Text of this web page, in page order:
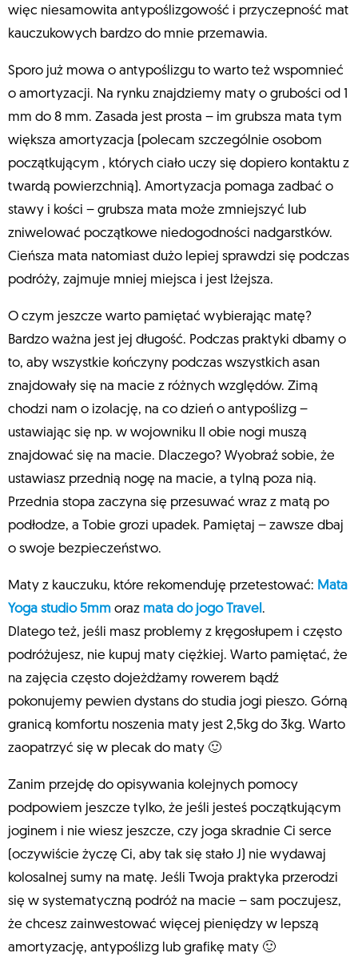
więc niesamowita antypoślizgowość i przyczepność mat
kauczukowych bardzo do mnie przemawia.
Sporo już mowa o antypoślizgu to warto też wspomnieć
o amortyzacji. Na rynku znajdziemy maty o grubości od 1
mm do 8 mm. Zasada jest prosta – im grubsza mata tym
większa amortyzacja (polecam szczególnie osobom
początkującym , których ciało uczy się dopiero kontaktu z
twardą powierzchnią). Amortyzacja pomaga zadbać o
stawy i kości – grubsza mata może zmniejszyć lub
zniwelować początkowe niedogodności nadgarstków.
Cieńsza mata natomiast dużo lepiej sprawdzi się podczas
podróży, zajmuje mniej miejsca i jest lżejsza.
O czym jeszcze warto pamiętać wybierając matę?
Bardzo ważna jest jej długość. Podczas praktyki dbamy o
to, aby wszystkie kończyny podczas wszystkich asan
znajdowały się na macie z różnych względów. Zimą
chodzi nam o izolację, na co dzień o antypoślizg –
ustawiając się np. w wojowniku II obie nogi muszą
znajdować się na macie. Dlaczego? Wyobraź sobie, że
ustawiasz przednią nogę na macie, a tylną poza nią.
Przednia stopa zaczyna się przesuwać wraz z matą po
podłodze, a Tobie grozi upadek. Pamiętaj – zawsze dbaj
o swoje bezpieczeństwo.
Maty z kauczuku, które rekomenduję przetestować: Mata
Yoga studio 5mm oraz mata do jogo Travel .
Dlatego też, jeśli masz problemy z kręgosłupem i często
podróżujesz, nie kupuj maty ciężkiej. Warto pamiętać, że
na zajęcia często dojeżdżamy rowerem bądź
pokonujemy pewien dystans do studia jogi pieszo. Górną
granicą komfortu noszenia maty jest 2,5kg do 3kg. Warto
zaopatrzyć się w plecak do maty 🙂
Zanim przejdę do opisywania kolejnych pomocy
podpowiem jeszcze tylko, że jeśli jesteś początkującym
joginem i nie wiesz jeszcze, czy joga skradnie Ci serce
(oczywiście życzę Ci, aby tak się stało J) nie wydawaj
kolosalnej sumy na matę. Jeśli Twoja praktyka przerodzi
się w systematyczną podróż na macie – sam poczujesz,
że chcesz zainwestować więcej pieniędzy w lepszą
amortyzację, antypoślizg lub grafikę maty 🙂